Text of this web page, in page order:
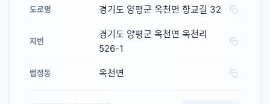
도로명 경기도 양평군 옥천면 향교길 32
지번
경기도 양평군 옥천면 옥천리
526-1
법정동 옥천면